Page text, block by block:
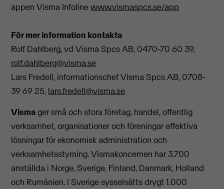
appen Visma Infolinewww.vismaspcs.se/app
För mer information kontakta
Rolf Dahlberg, vd Visma Spcs AB, 0470-70 60 39,
rolf.dahlberg@visma.se
Lars Fredell, informationschef Visma Spcs AB, 0708-
39 69 25, lars.fredell@visma.se
Vismager små och stora företag, handel, offentlig
verksamhet, organisationer och föreningar effektiva
lösningar för ekonomisk administration och
verksamhetsstyrning. Vismakoncernen har 3.700
anställda i Norge, Sverige, Finland, Danmark, Holland
och Rumänien. I Sverige sysselsätts drygt 1.000